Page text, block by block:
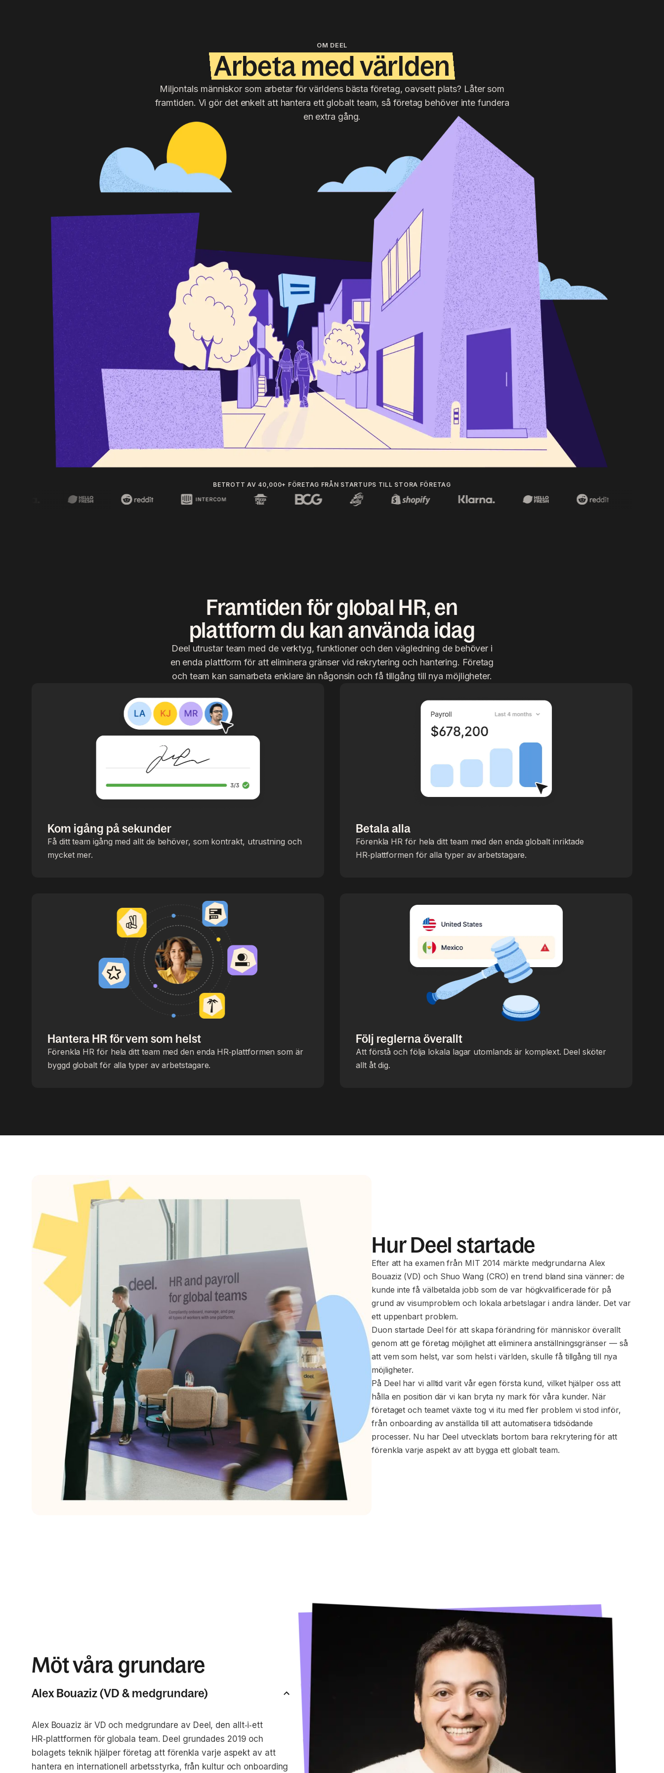
OM DEEL
Arbeta med världen
Miljontals människor som arbetar för världens bästa företag, oavsett plats? Låter som
framtiden. Vi gör det enkelt att hantera ett globalt team, så företag behöver inte fundera
en extra gång.
BETROTT AV 40,000+ FÖRETAG FRÅN STARTUPS TILL STORA FÖRETAG
Framtiden för global HR, en
plattform du kan använda idag
Deel utrustar team med de verktyg, funktioner och den vägledning de behöver i
en enda plattform för att eliminera gränser vid rekrytering och hantering. Företag
och team kan samarbeta enklare än någonsin och få tillgång till nya möjligheter.
Kom igång på sekunder
Få ditt team igång med allt de behöver, som kontrakt, utrustning och
mycket mer.
Betala alla
Förenkla HR för hela ditt team med den enda globalt inriktade
HR‑plattformen för alla typer av arbetstagare.
Hantera HR för vem som helst
Förenkla HR för hela ditt team med den enda HR‑plattformen som är
byggd globalt för alla typer av arbetstagare.
Följ reglerna överallt
Att förstå och följa lokala lagar utomlands är komplext. Deel sköter
allt åt dig.
Hur Deel startade
Efter att ha examen från MIT 2014 märkte medgrundarna Alex
Bouaziz (VD) och Shuo Wang (CRO) en trend bland sina vänner: de
kunde inte få välbetalda jobb som de var högkvalificerade för på
grund av visumproblem och lokala arbetslagar i andra länder. Det var
ett uppenbart problem.
Duon startade Deel för att skapa förändring för människor överallt
genom att ge företag möjlighet att eliminera anställningsgränser — så
att vem som helst, var som helst i världen, skulle få tillgång till nya
möjligheter.
På Deel har vi alltid varit vår egen första kund, vilket hjälper oss att
hålla en position där vi kan bryta ny mark för våra kunder. När
företaget och teamet växte tog vi itu med fler problem vi stod inför,
från onboarding av anställda till att automatisera tidsödande
processer. Nu har Deel utvecklats bortom bara rekrytering för att
förenkla varje aspekt av att bygga ett globalt team.
Möt våra grundare
Alex Bouaziz (VD & medgrundare)
Alex Bouaziz är VD och medgrundare av Deel, den allt‑i‑ett
HR‑plattformen för globala team. Deel grundades 2019 och
bolagets teknik hjälper företag att förenkla varje aspekt av att
hantera en internationell arbetsstyrka, från kultur och onboarding